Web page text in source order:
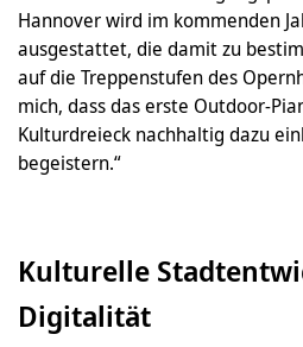
Hannover wird im kommenden
ausgestattet, die damit zu
auf die Treppenstufen des
mich, dass das erste Outdoor-
Kulturdreieck nachhaltig dazu
begeistern.“
Kulturelle
Digitalität